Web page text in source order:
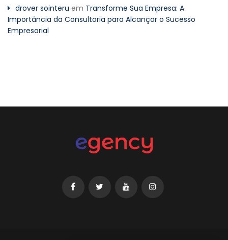
drover sointeru em Transforme Sua Empresa: A
Importância da Consultoria para Alcançar o Sucesso
Empresarial